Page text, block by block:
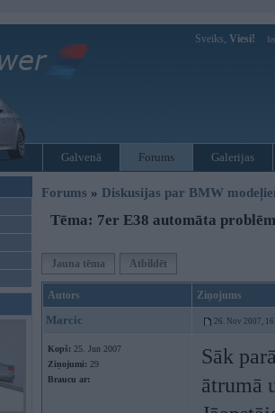
Sveiks, Viesi!
Galvenā Forums Galerijas
Forums » Diskusijas par BMW
Tēma: 7er E38 automāta
Jauna tēma Atbildēt
Autors Ziņojums
Marcic 26. Nov 2007,
Kopš: 25. Jun 2007
Ziņojumi: 29
Braucu ar:
Sāk
ātrumā